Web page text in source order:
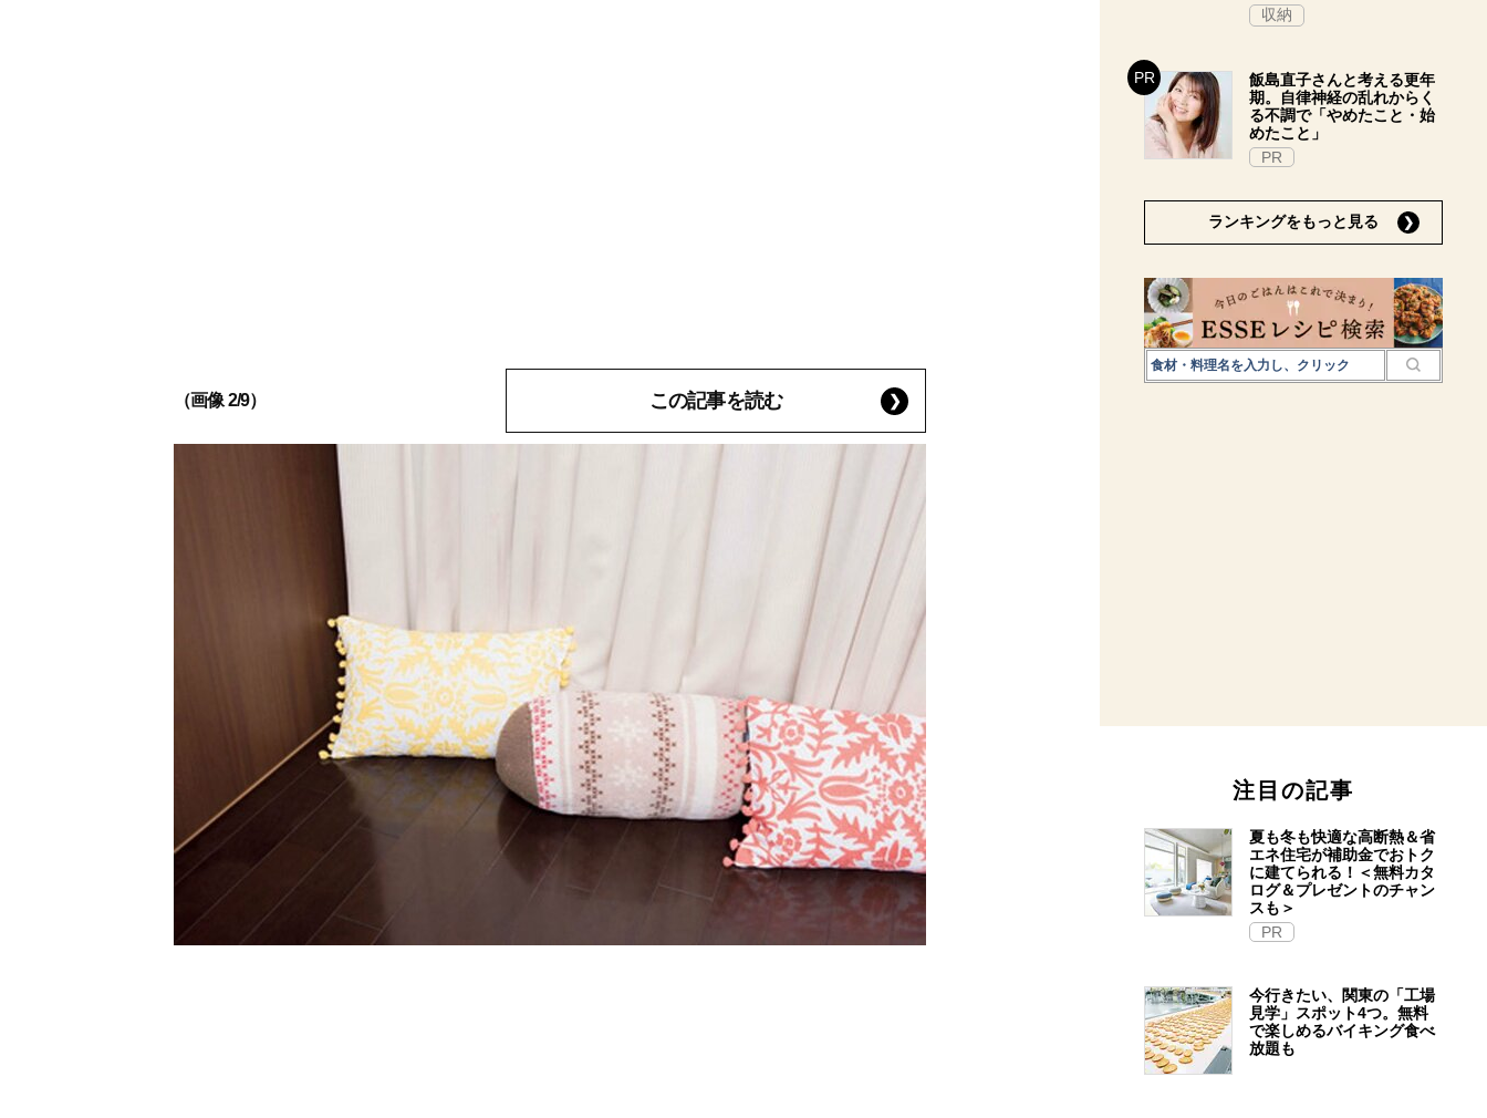
（画像 2/9） この記事を読む
収納
飯島直子さんと考える更年
期。自律神経の乱れからく
る不調で「やめたこと・始
めたこと」
PR
ランキングをもっと見る
注目の記事
夏も冬も快適な高断熱＆省
エネ住宅が補助金でおトク
に建てられる！＜無料カタ
ログ＆プレゼントのチャン
スも＞
PR
今行きたい、関東の「工場
見学」スポット4つ。無料
で楽しめるバイキング食べ
放題も